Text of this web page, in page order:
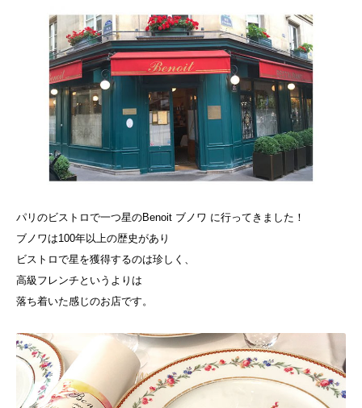
パリのビストロで一つ星のBenoit ブノワ に行ってきました！
ブノワは100年以上の歴史があり
ビストロで星を獲得するのは珍しく、
高級フレンチというよりは
落ち着いた感じのお店です。